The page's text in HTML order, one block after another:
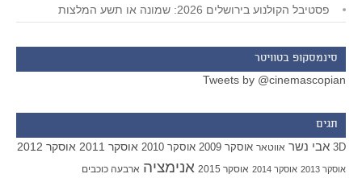
פסטיבל הקולנוע בירושלים 2026: שמונה או תשע המלצות
סינמסקופ בטוויטר
Tweets by @cinemascopian
תגים
3D אבי נשר אווטאר אוסקר 2009 אוסקר 2010 אוסקר 2011 אוסקר 2012
אוסקר 2013 אוסקר 2014 אוסקר 2015 אנימציה ארבעה כוכבים